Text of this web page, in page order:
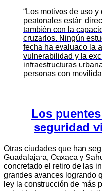
“Los motivos de uso
peatonales están
también con la
cruzarlos. Ningún
fecha ha evaluado la
vulnerabilidad y la
infraestructuras
personas con
Los
seguridad
Otras ciudades que han
Guadalajara, Oaxaca y
concretado el retiro de las
grandes avances logrando
ley la construcción de más